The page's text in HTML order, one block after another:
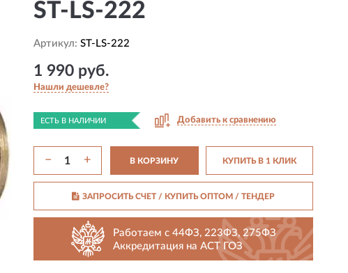
ST-LS-222
Артикул: ST-LS-222
1 990 руб.
Нашли дешевле?
ЕСТЬ В НАЛИЧИИ Добавить к сравнению
− + В КОРЗИНУ КУПИТЬ В 1 КЛИК
ЗАПРОСИТЬ СЧЕТ / КУПИТЬ ОПТОМ/ ТЕНДЕР
Работаем с 44ФЗ, 223ФЗ, 275ФЗ
Аккредитация на АСТ ГОЗ